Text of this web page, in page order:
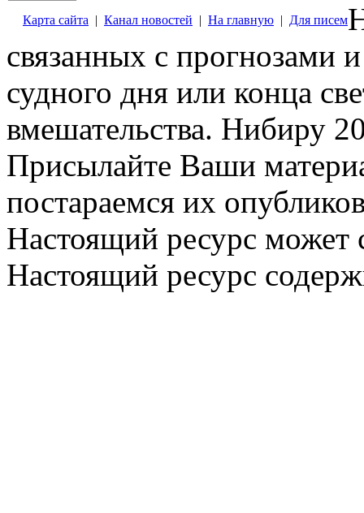
Карта сайта | Канал новостей | На главную | Для писем
связанных с прогнозами
судного дня или конца
вмешательства. Нибиру
Присылайте Ваши
постараемся их
Настоящий ресурс может
Настоящий ресурс